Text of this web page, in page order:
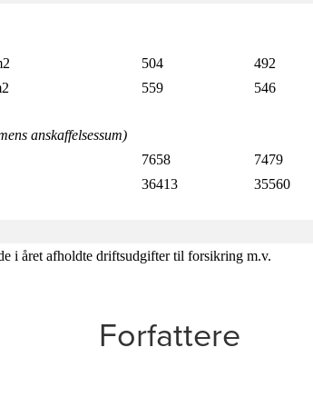
504
492
559 546
anskaffelsessum)
7658
7479
36413 35560
i året afholdte driftsudgifter til forsikring m.v.
Forfattere